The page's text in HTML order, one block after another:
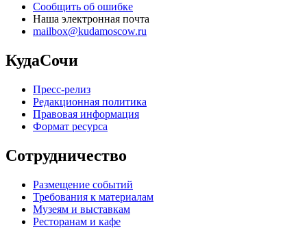
Сообщить об ошибке
Наша электронная почта
mailbox@kudamoscow.ru
КудаСочи
Пресс-релиз
Редакционная политика
Правовая информация
Формат ресурса
Сотрудничество
Размещение событий
Требования к материалам
Музеям и выставкам
Ресторанам и кафе